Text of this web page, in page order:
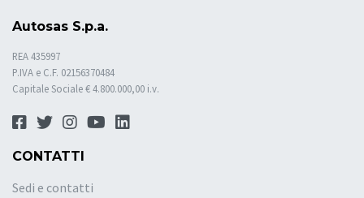
Autosas S.p.a.
REA 435997
P.IVA e C.F. 02156370484
Capitale Sociale € 4.800.000,00 i.v.
CONTATTI
Sedi e contatti